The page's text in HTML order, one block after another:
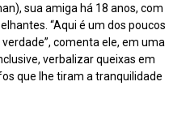
sua amiga há 18 anos, com
“Aqui é um dos poucos
comenta ele, em uma
verbalizar queixas em
que lhe tiram a tranquilidade